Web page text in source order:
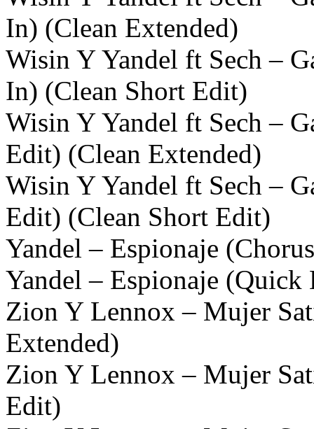
In) (Clean Extended)
Wisin Y Yandel ft Sech –
In) (Clean Short Edit)
Wisin Y Yandel ft Sech –
Edit) (Clean Extended)
Wisin Y Yandel ft Sech –
Edit) (Clean Short Edit)
Yandel – Espionaje
Yandel – Espionaje (Quick
Zion Y Lennox – Mujer
Extended)
Zion Y Lennox – Mujer
Edit)